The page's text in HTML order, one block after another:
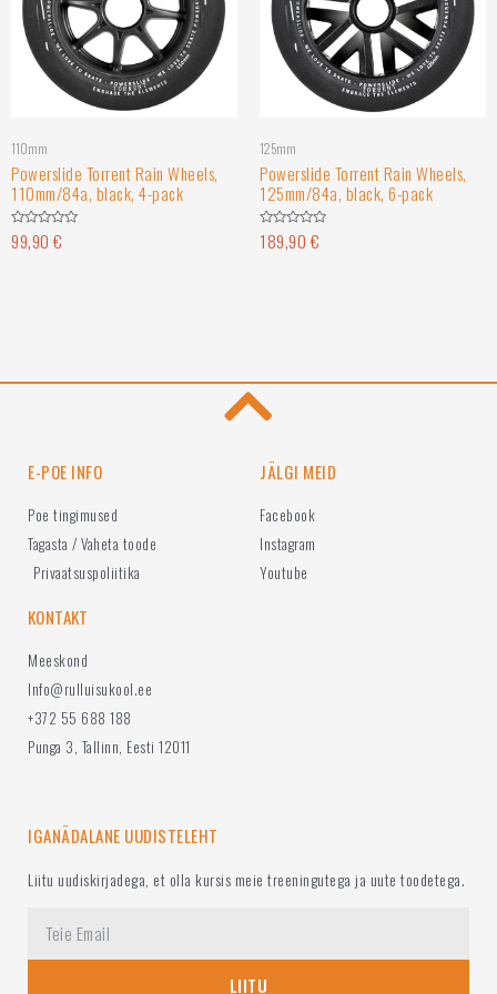
110mm
Powerslide Torrent Rain Wheels,
110mm/84a, black, 4-pack
Hinnanguga
0
99,90 €
125mm
Powerslide Torrent Rain Wheels,
125mm/84a, black, 6-pack
Hinnanguga
0189,90 €
E-POE INFO
Poe tingimused
Tagasta / Vaheta toode
Privaatsuspoliitika
JÄLGI MEID
Facebook
Instagram
Youtube
KONTAKT
Meeskond
Info@rulluisukool.ee
+372 55 688 188
Punga 3, Tallinn, Eesti 12011
IGANÄDALANE UUDISTELEHT
Liitu uudiskirjadega, et olla kursis meie treeningutega ja uute toodetega.
LIITU